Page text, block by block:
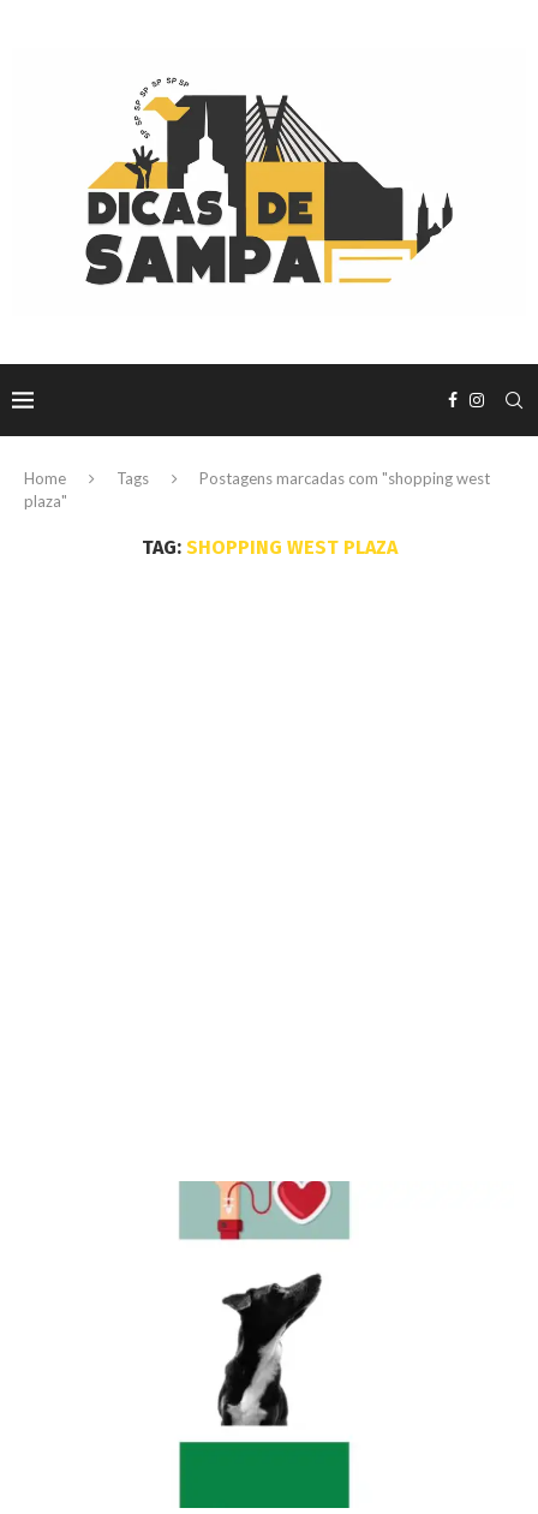
Home Tags
Postagens marcadas com "shopping west
plaza"
TAG: SHOPPING WEST PLAZA